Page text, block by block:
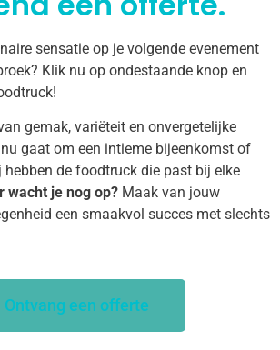
sensatie op je volgende evenement
Klik nu op ondestaande knop en
gemak, variëteit en onvergetelijke
gaat om een intieme bijeenkomst of
hebben de foodtruck die past bij elke
wacht je nog op? Maak van jouw
een smaakvol succes met slechts
Ontvang een offerte